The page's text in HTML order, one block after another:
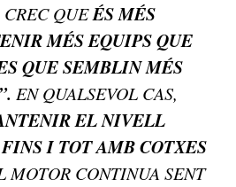
QUEÉS MÉS
MÉS EQUIPS QUE
QUE SEMBLIN MÉS
EN QUALSEVOL CAS,
EL NIVELL
I TOT AMB COTXES
MOTOR CONTINUA SENT